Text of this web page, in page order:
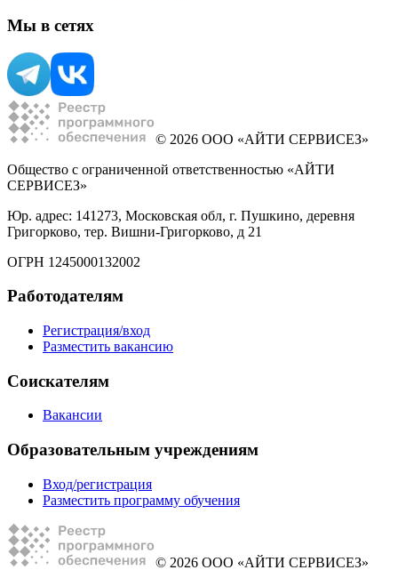
Мы в сетях
© 2026 ООО «АЙТИ СЕРВИСЕЗ»
Общество с ограниченной ответственностью «АЙТИ
СЕРВИСЕЗ»
Юр. адрес: 141273, Московская обл, г. Пушкино, деревня
Григорково, тер. Вишни-Григорково, д 21
ОГРН 1245000132002
Работодателям
Регистрация/вход
Разместить вакансию
Соискателям
Вакансии
Образовательным учреждениям
Вход/регистрация
Разместить программу обучения
© 2026 ООО «АЙТИ СЕРВИСЕЗ»